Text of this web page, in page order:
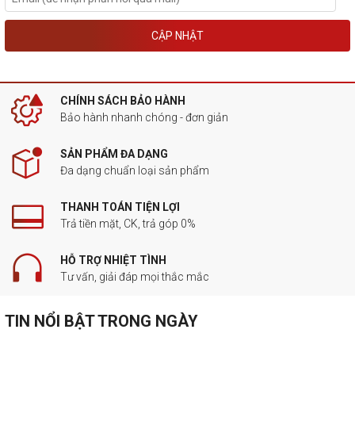
CẬP NHẬT
CHÍNH SÁCH BẢO HÀNH
Bảo hành nhanh chóng - đơn giản
SẢN PHẨM ĐA DẠNG
Đa dạng chuẩn loại sản phẩm
THANH TOÁN TIỆN LỢI
Trả tiền mặt, CK, trả góp 0%
HỖ TRỢ NHIỆT TÌNH
Tư vấn, giải đáp mọi thắc mắc
TIN NỔI BẬT TRONG NGÀY